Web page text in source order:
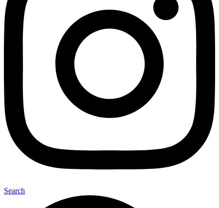
Search